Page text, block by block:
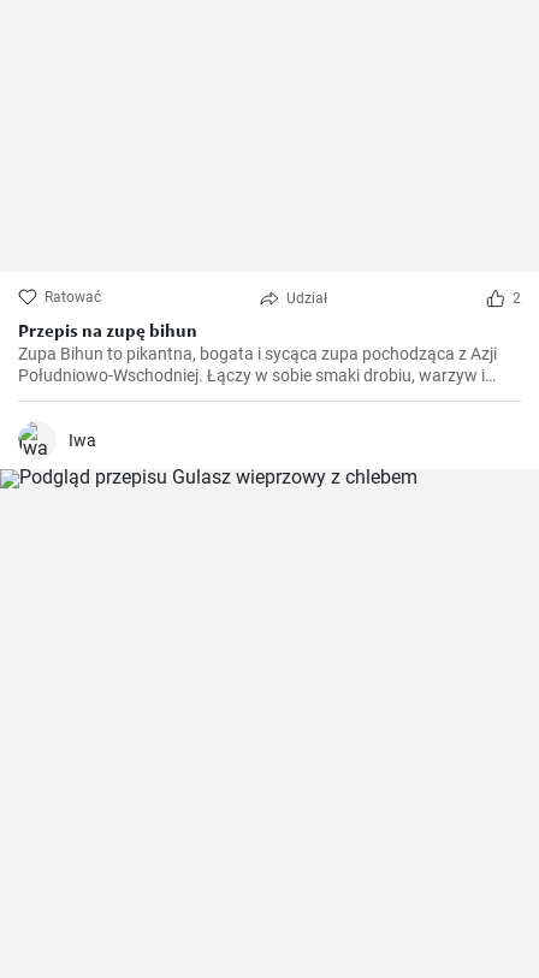
Ratować Udział 2
Przepis na zupę bihun
Zupa Bihun to pikantna, bogata i sycąca zupa pochodząca z Azji
Południowo-Wschodniej. Łączy w sobie smaki drobiu, warzyw i
makaronu ryżowego w jednym garnku. Przygotowujemy ją w domu
co tydzień.
Iwa